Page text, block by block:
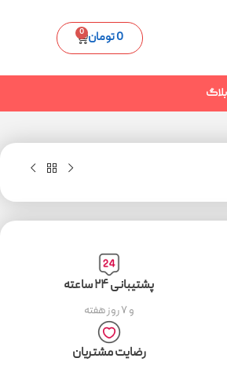
0تومان 0
پشتیبانی ۲۴ ساعته
و ۷ روز هفته
رضایت مشتریان